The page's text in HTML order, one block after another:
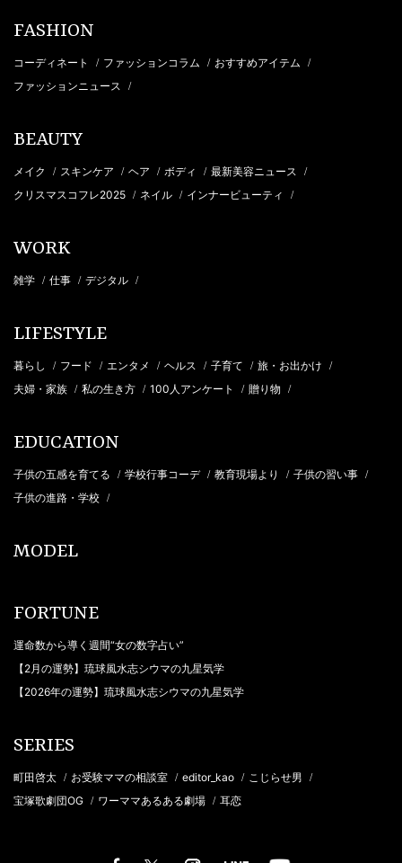
FASHION
コーディネート / ファッションコラム / おすすめアイテム /
ファッションニュース /
BEAUTY
メイク / スキンケア / ヘア / ボディ / 最新美容ニュース /
クリスマスコフレ2025 / ネイル / インナービューティ /
WORK
雑学 / 仕事 / デジタル /
LIFESTYLE
暮らし / フード / エンタメ / ヘルス / 子育て / 旅・お出かけ /
夫婦・家族 / 私の生き方 / 100人アンケート / 贈り物 /
EDUCATION
子供の五感を育てる / 学校行事コーデ / 教育現場より / 子供の習い事 /
子供の進路・学校 /
MODEL
FORTUNE
運命数から導く週間“女の数字占い”
【2月の運勢】琉球風水志シウマの九星気学
【2026年の運勢】琉球風水志シウマの九星気学
SERIES
町田啓太 / お受験ママの相談室 / editor_kao / こじらせ男 /
宝塚歌劇団OG / ワーママあるある劇場 / 耳恋